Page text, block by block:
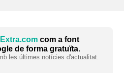
com a font
de forma gratuïta.
les últimes notícies d'actualitat.